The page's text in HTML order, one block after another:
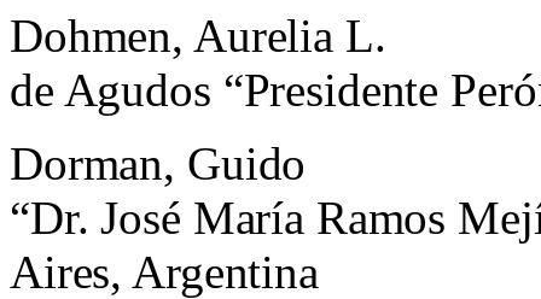
Dohmen, Aurelia L.
de Agudos “Presidente
Dorman, Guido
“Dr. José María Ramos
Aires, Argentina